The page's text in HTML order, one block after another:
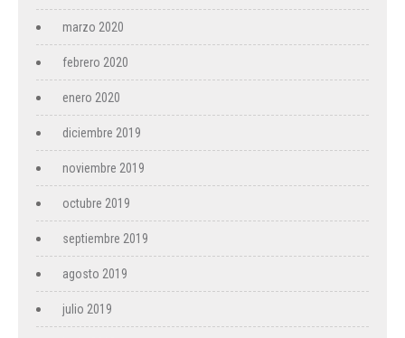
marzo 2020
febrero 2020
enero 2020
diciembre 2019
noviembre 2019
octubre 2019
septiembre 2019
agosto 2019
julio 2019